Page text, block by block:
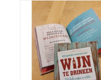
Boek - 101 goede
wijn te drinken - Deltas
TOEVOEGEN AAN